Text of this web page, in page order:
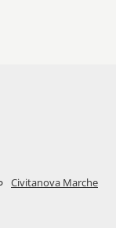
Civitanova Marche